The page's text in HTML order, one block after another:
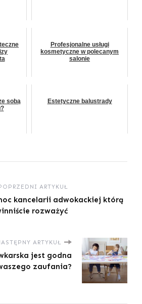
Profesjonalne usługi
kosmetyczne w polecanym
salonie
sobą
Estetyczne balustrady
ARTYKUŁ
kancelarii adwokackiej którą
rozważyć
ARTYKUŁ
jest godna
zaufania?